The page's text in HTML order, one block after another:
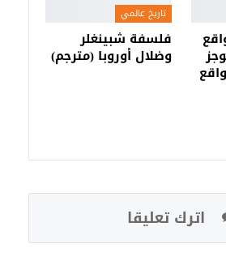
تاريخ عالمي
فلسفة شبينغلر
وضلال أوروبا (مترجم)
اترك تعليقا